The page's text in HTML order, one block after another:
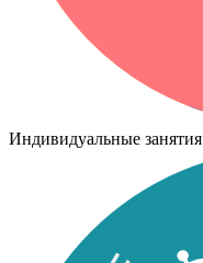
Индивидуальные занятия